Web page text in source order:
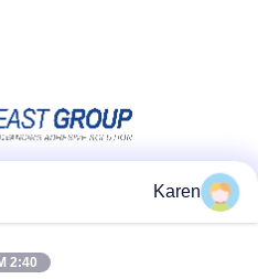
Karen
2:40 AM